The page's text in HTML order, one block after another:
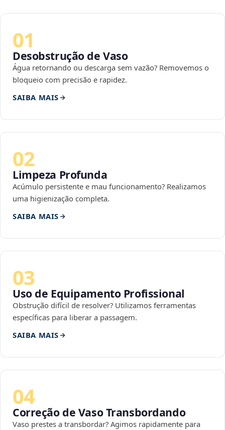
01
Desobstrução de Vaso
Água retornando ou descarga sem vazão? Removemos o
bloqueio com precisão e rapidez.
SAIBA MAIS
02
Limpeza Profunda
Acúmulo persistente e mau funcionamento? Realizamos
uma higienização completa.
SAIBA MAIS
03
Uso de Equipamento Profissional
Obstrução difícil de resolver? Utilizamos ferramentas
específicas para liberar a passagem.
SAIBA MAIS
04
Correção de Vaso Transbordando
Vaso prestes a transbordar? Agimos rapidamente para